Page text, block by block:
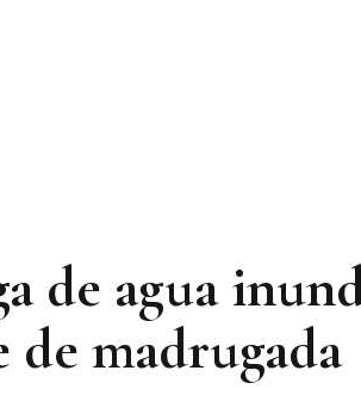
de agua
de madrugada